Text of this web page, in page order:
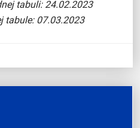
tabuli: 24.02.2023
tabule: 07.03.2023